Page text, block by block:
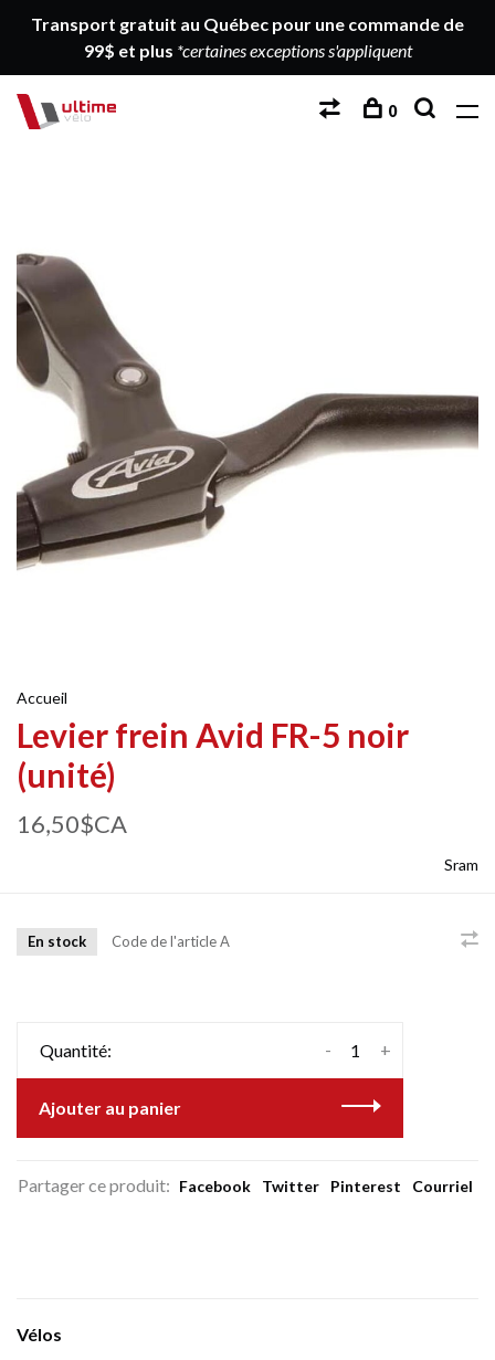
Transport gratuit au Québec pour une commande de
99$ et plus *certaines exceptions s'appliquent
0
Accueil
Levier frein Avid FR-5 noir
(unité)
16,50$CA
Sram
En stock Code de l'articleA
Quantité: +
-
Ajouter au panier
Partager ce produit: Facebook Twitter Pinterest Courriel
Vélos